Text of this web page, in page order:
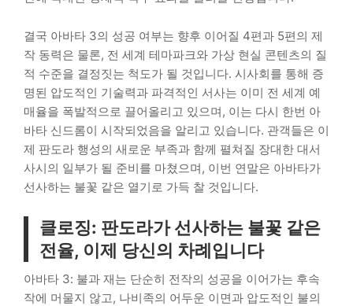
결국 아바타 3의 성공 여부는 향후 이어질 4편과 5편의 제
작 동력은 물론, 전 세계 테마파크와 가상 현실 콘텐츠의 질
적 수준을 결정짓는 척도가 될 것입니다. 시사회를 통해 증
명된 압도적인 기술력과 파격적인 서사는 이미 전 세계 예
매율을 폭발적으로 끌어올리고 있으며, 이는 다시 한번 아
바타 신드롬이 시작되었음을 알리고 있습니다. 관객들은 이
제 판도라 행성의 새로운 부족과 함께 펼쳐질 장대한 대서
사시의 일부가 될 준비를 마쳤으며, 이번 연말은 아바타가
선사하는 불꽃 같은 열기로 가득 찰 것입니다.
클로징: 판도라가 선사하는 불꽃 같은
전율, 이제 당신의 차례입니다
아바타 3: 불과 재는 단순히 전작의 성공을 이어가는 후속
작에 머물지 않고, 나비족의 어두운 이면과 압도적인 불의